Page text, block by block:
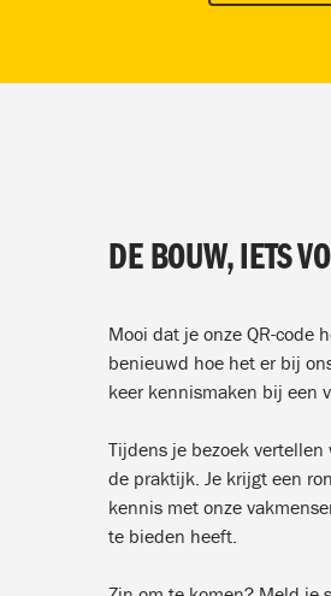
DE BOUW, IETS
Mooi dat je onze QR-code
benieuwd hoe het er bij
keer kennismaken bij een
Tijdens je bezoek
de praktijk. Je krijgt een
kennis met onze
te bieden heeft.